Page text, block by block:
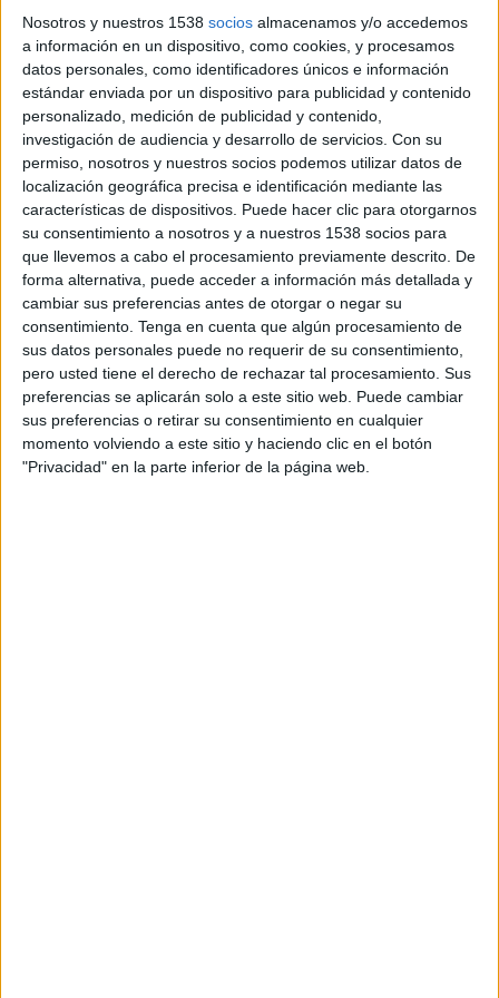
Nosotros y nuestros 1538 socios almacenamos y/o accedemos
a información en un dispositivo, como cookies, y procesamos
datos personales, como identificadores únicos e información
estándar enviada por un dispositivo para publicidad y contenido
personalizado, medición de publicidad y contenido,
investigación de audiencia y desarrollo de servicios. Con su
permiso, nosotros y nuestros socios podemos utilizar datos de
localización geográfica precisa e identificación mediante las
características de dispositivos. Puede hacer clic para otorgarnos
su consentimiento a nosotros y a nuestros 1538 socios para
que llevemos a cabo el procesamiento previamente descrito. De
forma alternativa, puede acceder a información más detallada y
cambiar sus preferencias antes de otorgar o negar su
consentimiento. Tenga en cuenta que algún procesamiento de
sus datos personales puede no requerir de su consentimiento,
pero usted tiene el derecho de rechazar tal procesamiento. Sus
preferencias se aplicarán solo a este sitio web. Puede cambiar
sus preferencias o retirar su consentimiento en cualquier
momento volviendo a este sitio y haciendo clic en el botón
"Privacidad" en la parte inferior de la página web.
projecte d’urbanització i de reparcel·lació, pas
imprescindible per poder cedir la parcel·la a la
Generalitati facilitar així la construcció de
equipament docent.
“Ordenar l’entrada sud de la ciutat després de
tants anys és una de les principals prioritats del
nostre govern. Possibilitar l’enderroc i avançar
en els tràmits que permetin fer realitat el futur
institut Ermessendaen aquest sentit és un dels
primers passos per endreçar el sector i acostar-
nos cap alcarrer Barcelonamés pensat per a les
persones que volem concretar poc a poc”, ha
remarcat l’alcaldede la ciutat,Lluc Salellas i
Vilar.